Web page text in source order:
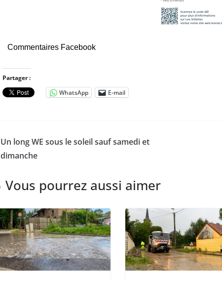
Commentaires Facebook
Partager :
WhatsApp
E-mail
Un long WE sous le soleil sauf samedi et
dimanche
Vous pourrez aussi aimer